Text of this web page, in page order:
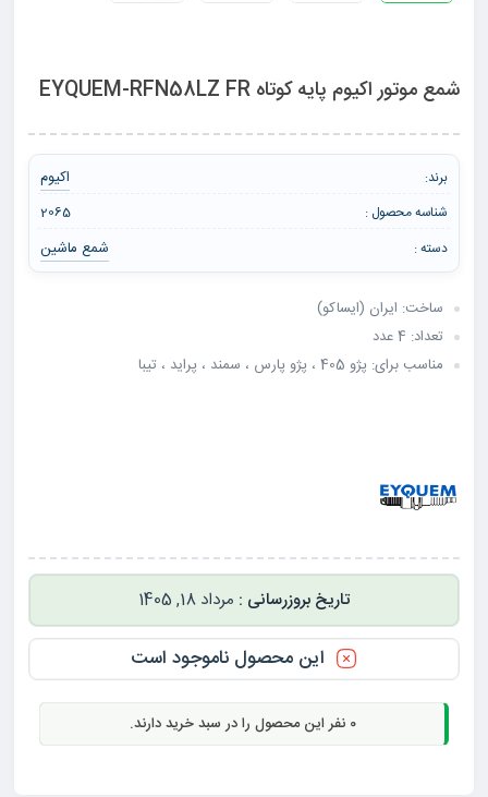
شمع موتور اکیوم پایه کوتاه EYQUEM-RFN58LZ FR
برند: اکیوم
شناسه محصول :
2065
دسته :
شمع ماشین
ساخت: ایران (ایساکو)
تعداد: 4 عدد
مناسب برای: پژو 405 ، پژو پارس ، سمند ، پراید ، تیبا
مرداد 18, 1405
این محصول ناموجود است
0 نفر این محصول را در سبد خرید دارند.